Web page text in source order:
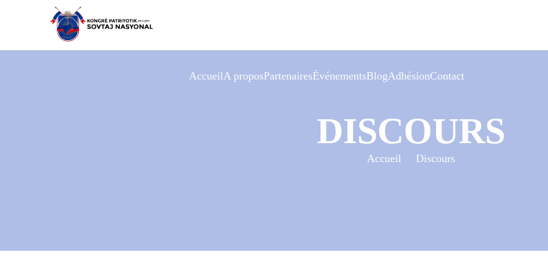
AccueilA proposPartenairesÉvénements
Calendrier
BlogAdhésionContact
DISCOURS
Accueil Discours